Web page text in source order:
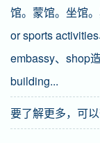
馆。蒙馆。坐馆
or sports
embassy、shop
building...
要了解更多，可